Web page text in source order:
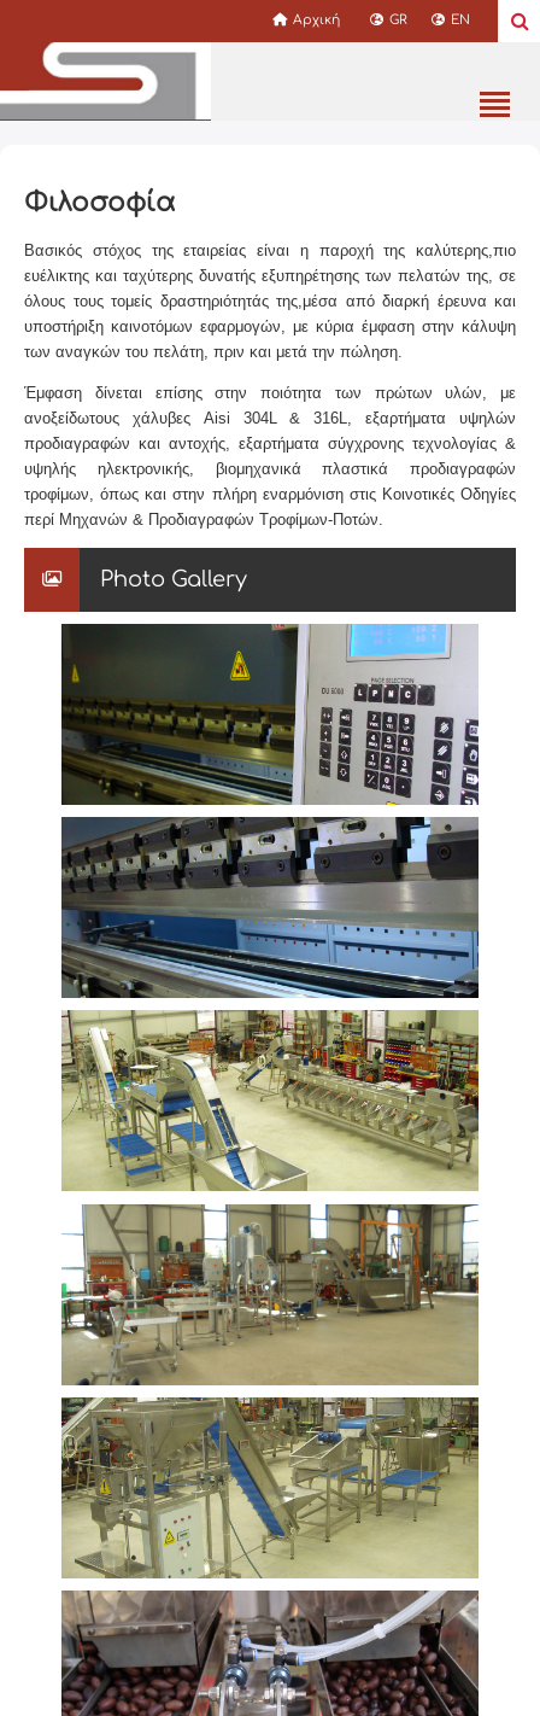
Αρχική GR EN
Φιλοσοφία
Βασικός στόχος της εταιρείας είναι η παροχή της καλύτερης,πιο
ευέλικτης και ταχύτερης δυνατής εξυπηρέτησης των πελατών της, σε
όλους τους τομείς δραστηριότητάς της,μέσα από διαρκή έρευνα και
υποστήριξη καινοτόμων εφαρμογών, με κύρια έμφαση στην κάλυψη
των αναγκών του πελάτη, πριν και μετά την πώληση.
Έμφαση δίνεται επίσης στην ποιότητα των πρώτων υλών, με
ανοξείδωτους χάλυβες Aisi 304L & 316L, εξαρτήματα υψηλών
προδιαγραφών και αντοχής, εξαρτήματα σύγχρονης τεχνολογίας &
υψηλής ηλεκτρονικής, βιομηχανικά πλαστικά προδιαγραφών
τροφίμων, όπως και στην πλήρη εναρμόνιση στις Κοινοτικές Οδηγίες
περί Μηχανών & Προδιαγραφών Τροφίμων-Ποτών.
Photo Gallery